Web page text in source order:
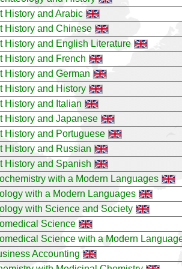
History and Arabic
History and Chinese
History and English Literature
History and French
History and German
History and History
History and Italian
History and Japanese
History and Portuguese
History and Russian
History and Spanish
with a Modern Languages
with a Modern Languages
with Science and Society
Science
Science with a Modern
Accounting